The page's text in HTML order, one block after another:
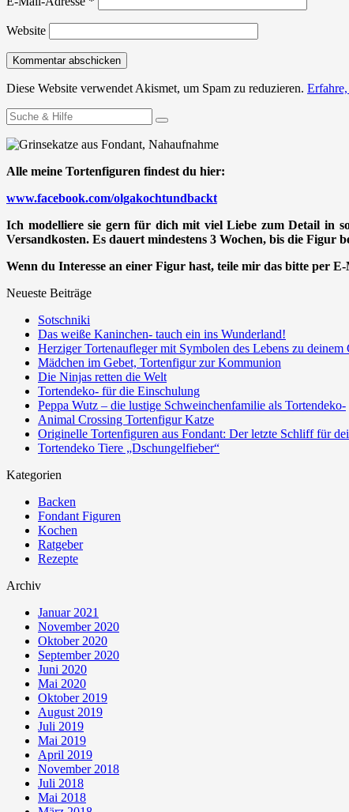
Website
Diese Website verwendet Akismet, um Spam zu reduzieren.
Suchen
nach:
Alle meine Tortenfiguren findest du hier:
www.facebook.com/olgakochtundbackt
Ich modelliere sie gern für dich mit viel Liebe zum Detail in
Versandkosten. Es dauert mindestens 3 Wochen, bis die Figur
Wenn du Interesse an einer Figur hast, teile mir das bitte per
Neueste Beiträge
Sotschniki
Das weiße Kaninchen- tauch ein ins Wunderland!
Herziger Tortenaufleger mit Symbolen des Lebens zu deinem
Mädchen im Gebet, Tortenfigur zur Kommunion
Die Ninjas retten die Welt
Tortendeko- für die Einschulung
Peppa Wutz – die lustige Schweinchenfamilie als Tortendeko-
Animal Crossing Tortenfigur Katze
Originelle Tortenfiguren aus Fondant: Der letzte Schliff für
Tortendeko Tiere „Dschungelfieber“
Kategorien
Backen
Fondant Figuren
Kochen
Ratgeber
Rezepte
Archiv
Januar 2021
November 2020
Oktober 2020
September 2020
Juni 2020
Mai 2020
Oktober 2019
August 2019
Juli 2019
Mai 2019
April 2019
November 2018
Juli 2018
Mai 2018